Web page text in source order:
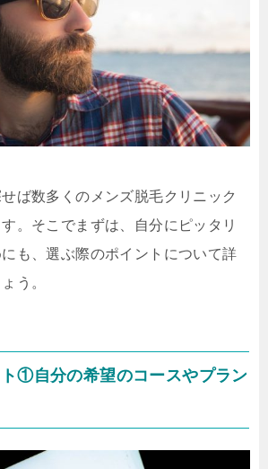
ば数多くのメンズ脱毛クリニック
。そこでまずは、自分にピッタリ
も、選ぶ際のポイントについて詳
う。
①自分の希望のコースやプラン